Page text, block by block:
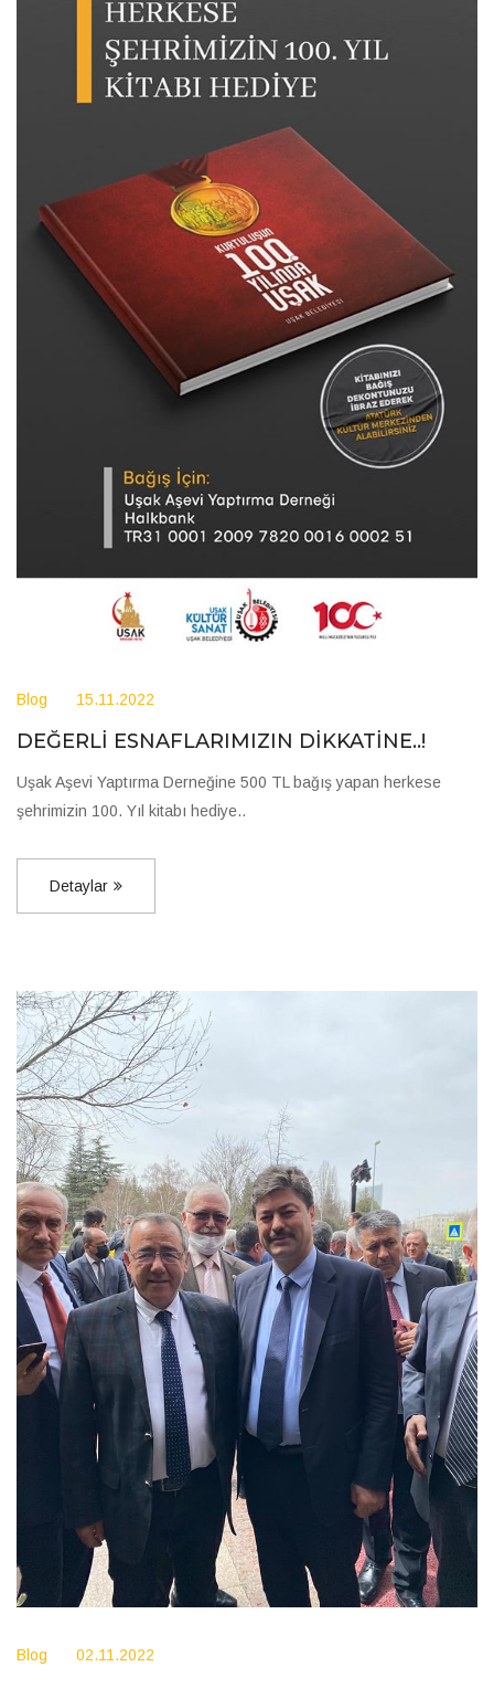
Blog 15.11.2022
DEĞERLİ ESNAFLARIMIZIN DİKKATİNE..!
Uşak Aşevi Yaptırma Derneğine 500 TL bağış yapan herkese
şehrimizin 100. Yıl kitabı hediye..
Detaylar
Blog 02.11.2022